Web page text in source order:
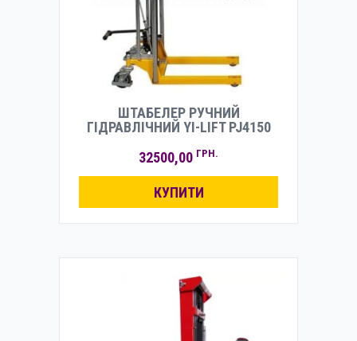
ШТАБЕЛЕР РУЧНИЙ
ГІДРАВЛІЧНИЙ YI-LIFT PJ4150
32500,00 ГРН.
КУПИТИ